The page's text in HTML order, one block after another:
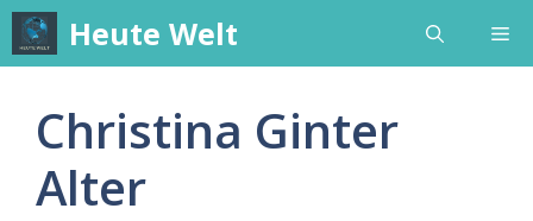
Skip
content
Heute Welt
Christina Ginter
Alter